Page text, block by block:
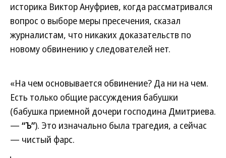
историка Виктор Ануфриев, когда рассматривался
вопрос о выборе меры пресечения, сказал
журналистам, что никаких доказательств по
новому обвинению у следователей нет.
«На чем основывается обвинение? Да ни на чем.
Есть только общие рассуждения бабушки
(бабушка приемной дочери господина Дмитриева.
— “Ъ”). Это изначально была трагедия, а сейчас
— чистый фарс.